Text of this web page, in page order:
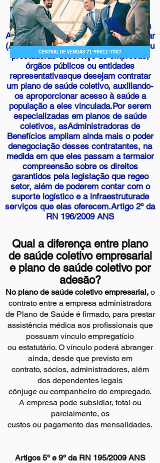
O que são Administradorasde
Benefícios?
São pessoas jurídicas, reguladas pela
Agência Nacional de SaúdeSuplementar
(ANS), que atuam como estipulantes ou
prestadoras deserviço de empresas,
órgãos públicos ou entidades
representativasque desejam contratar
um plano de saúde coletivo, auxiliando-
os aproporcionar acesso à saúde a
população a eles vinculada.Por serem
especializadas em planos de saúde
coletivos, asAdministradoras de
Benefícios ampliam ainda mais o poder
denegociação desses contratantes, na
medida em que eles passam a termaior
compreensão sobre os direitos
garantidos pela legislação que regeo
setor, além de poderem contar com o
suporte logístico e a infraestruturade
serviços que elas oferecem.Artigo 2º da
RN 196/2009 ANS
Qual a diferença entre plano
de saúde coletivo empresarial
e plano de saúde coletivo por
adesão?
No plano de saúde coletivo empresarial,o
contrato entre a empresa administradora
de Plano de Saúde é firmado, para prestar
assistência médica aos profissionais que
possuam vínculo empregatício
ou estatutário. O vínculo poderá abranger
ainda, desde que previsto em
contrato, sócios, administradores, além
dos dependentes legais
cônjuge ou companheiro do empregado.
A empresa pode subsidiar, total ou
parcialmente, os
custos ou pagamento das mensalidades.
Artigos 5º e 9º da RN 195/2009 ANS